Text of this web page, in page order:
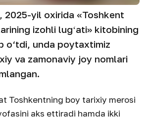
2025-yil oxirida «Toshkent
izohli lugʻati» kitobining
o‘tdi, unda poytaxtimiz
va zamonaviy joy nomlari
Toshkentning boy tarixiy merosi
aks ettiradi hamda ikki